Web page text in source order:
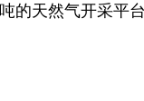
的天然气开采平